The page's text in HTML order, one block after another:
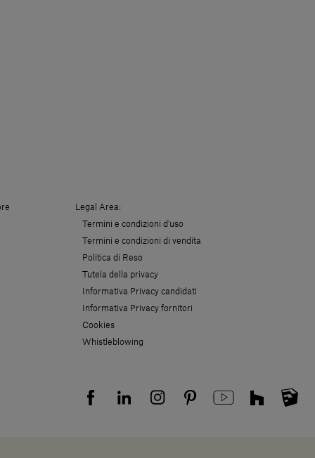
Legal Area:
Termini e condizioni d'uso
Termini e condizioni di vendita
Politica di Reso
Tutela della privacy
Informativa Privacy candidati
Informativa Privacy fornitori
Cookies
Whistleblowing